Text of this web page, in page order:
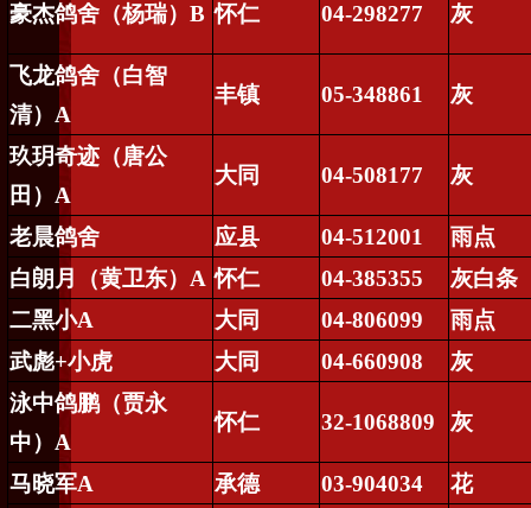
豪杰鸽舍（杨瑞）B 怀仁 04-298277 灰
飞龙鸽舍（白智
清） A
丰镇 05-348861 灰
玖玥奇迹（唐公
田） A
大同 04-508177 灰
老晨鸽舍 应县 04-512001
雨点
白朗月（黄卫东） A 怀仁 04-385355
灰白条
二黑小A 大同 04-806099
雨点
武彪+小虎 大同 04-660908
灰
泳中鸽鹏（贾永
中） A
怀仁 32-1068809 灰
马晓军A 承德 03-904034
花